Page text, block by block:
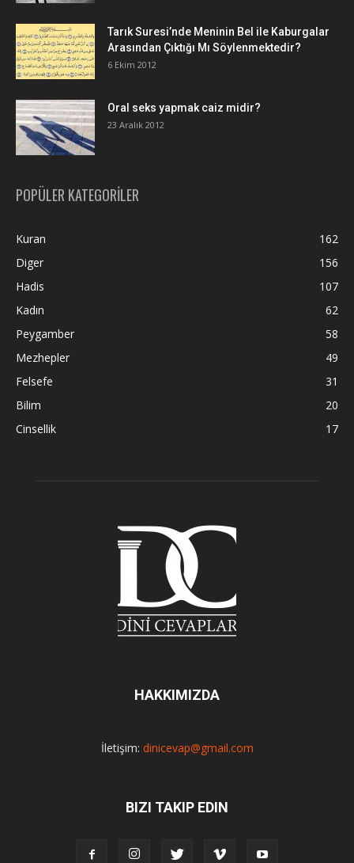
Tarık Suresi’nde Meninin Bel ile Kaburgalar
Arasından Çıktığı Mı Söylenmektedir?
6 Ekim 2012
Oral seks yapmak caiz midir?
23 Aralık 2012
POPÜLER KATEGORİLER
Kuran
162
Diger
156
Hadis
107
Kadın
62
Peygamber
58
Mezhepler
49
Felsefe
31
Bilim
20
Cinsellik
17
HAKKIMIZDA
İletişim: dinicevap@gmail.com
BIZI TAKIP EDIN